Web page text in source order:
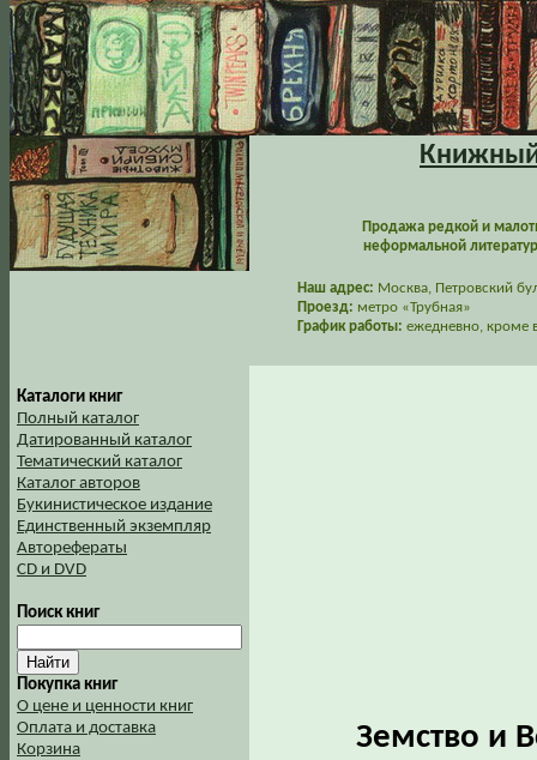
Книжный
Продажа редкой и
неформальной
Наш адрес: Москва, Петровский
Проезд: метро «Трубная»
График работы: ежедневно, кроме
Каталоги книг
Полный каталог
Датированный каталог
Тематический каталог
Каталог авторов
Букинистическое издание
Единственный экземпляр
Авторефераты
CD и DVD
Поиск книг
Покупка книг
О цене и ценности книг
Оплата и доставка
Корзина
Земство и